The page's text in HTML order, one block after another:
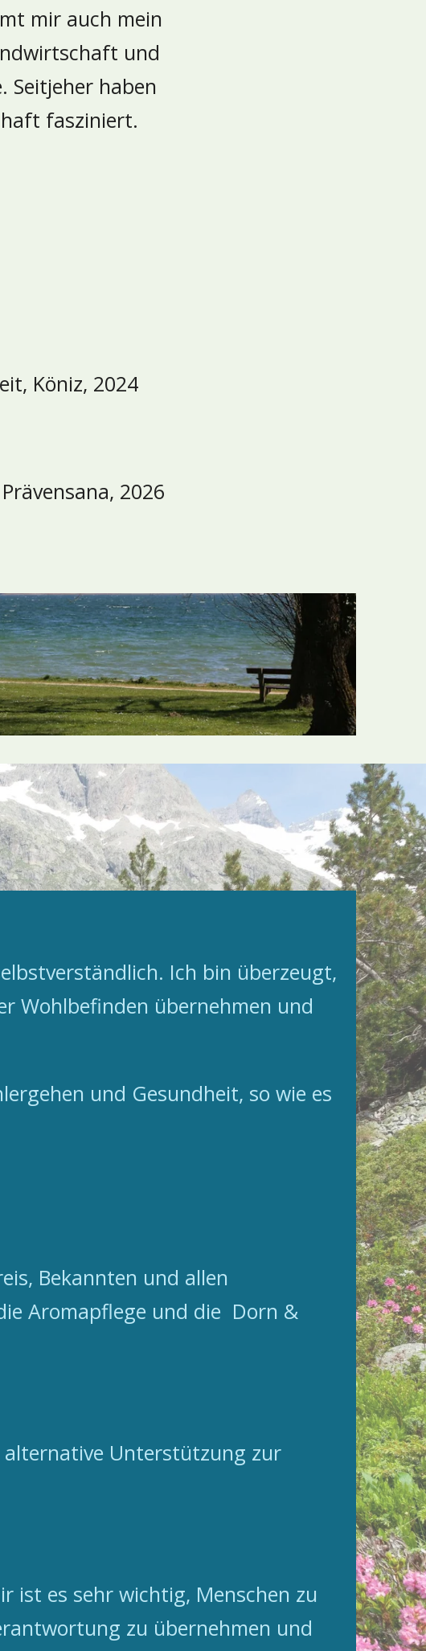
mir auch mein
und
Seitjeher haben
fasziniert.
Köniz, 2024
2026
Ich bin überzeugt,
Wohlbefinden übernehmen und
und Gesundheit, so wie es
Bekannten und allen
Aromapflege und die Dorn &
alternative Unterstützung zur
ist es sehr wichtig, Menschen zu
zu übernehmen und